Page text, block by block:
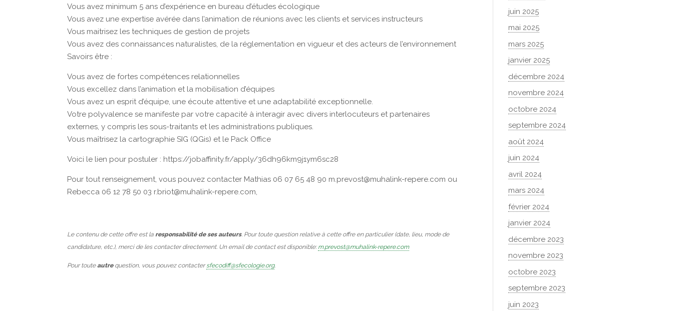
Vous avez minimum 5 ans d’expérience en bureau d’études écologique
Vous avez une expertise avérée dans l’animation de réunions avec les clients et services instructeurs
Vous maitrisez les techniques de gestion de projets
Vous avez des connaissances naturalistes, de la réglementation en vigueur et des acteurs de l’environnement
Savoirs être :
Vous avez de fortes compétences relationnelles
Vous excellez dans l’animation et la mobilisation d’équipes
Vous avez un esprit d’équipe, une écoute attentive et une adaptabilité exceptionnelle.
Votre polyvalence se manifeste par votre capacité à interagir avec divers interlocuteurs et partenaires
externes, y compris les sous-traitants et les administrations publiques.
Vous maîtrisez la cartographie SIG (QGis) et le Pack Office
Voici le lien pour postuler : https://jobaffinity.fr/apply/36dh96km9j1ym6sc28
Pour tout renseignement, vous pouvez contacter Mathias 06 07 65 48 90 m.prevost@muhalink-repere.com ou
Rebecca 06 12 78 50 03 r.briot@muhalink-repere.com,
Le contenu de cette offre est laresponsabilité de ses auteurs. Pour toute question relative à cette offre en particulier (date, lieu, mode de
candidature, etc.), merci de les contacter directement. Un email de contact est disponible: m.prevost@muhalink-repere.com
Pour touteautrequestion, vous pouvez contactersfecodiff@sfecologie.org.
juin 2025
mai 2025
mars 2025
janvier 2025
décembre 2024
novembre 2024
octobre 2024
septembre 2024
août 2024
juin 2024
avril 2024
mars 2024
février 2024
janvier 2024
décembre 2023
novembre 2023
octobre 2023
septembre 2023
juin 2023